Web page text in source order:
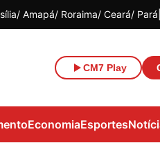
Amapá Roraima Ceará Pará
CM7 Play
EconomiaEsportes